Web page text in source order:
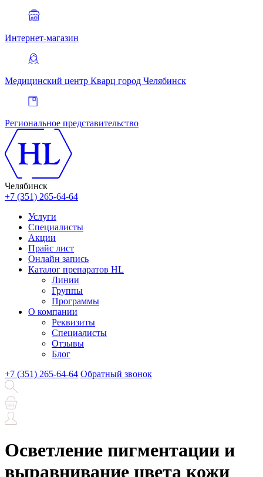
Интернет-магазин
Медицинский центр Кварц город Челябинск
Региональное представительство
Челябинск
+7 (351) 265-64-64
Услуги
Специалисты
Акции
Прайс лист
Онлайн запись
Каталог препаратов HL
Линии
Группы
Программы
О компании
Реквизиты
Специалисты
Отзывы
Блог
+7 (351) 265-64-64 Обратный звонок
Осветление пигментации и
выравнивание цвета кожи